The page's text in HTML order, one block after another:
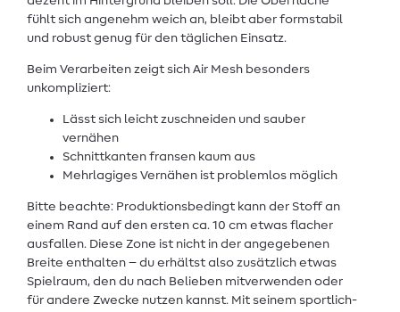
fühlt sich angenehm weich an, bleibt aber formstabil
und robust genug für den täglichen Einsatz.
Beim Verarbeiten zeigt sich Air Mesh besonders
unkompliziert:
Lässt sich leicht zuschneiden und sauber
vernähen
Schnittkanten fransen kaum aus
Mehrlagiges Vernähen ist problemlos möglich
Bitte beachte: Produktionsbedingt kann der Stoff an
einem Rand auf den ersten ca. 10 cm etwas flacher
ausfallen. Diese Zone ist nicht in der angegebenen
Breite enthalten – du erhältst also zusätzlich etwas
Spielraum, den du nach Belieben mitverwenden oder
für andere Zwecke nutzen kannst. Mit seinem sportlich-